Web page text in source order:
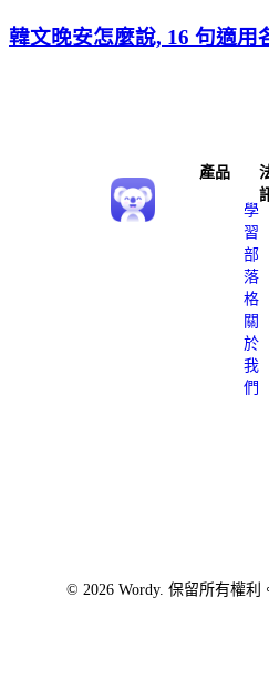
韓文晚安怎麼說, 16 句適用
產品
學
習
部
落
格
關
於
我
們
© 2026 Wordy. 保留所有權利